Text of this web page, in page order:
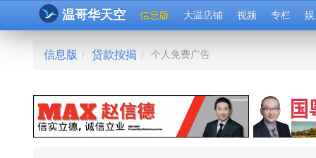
温哥华天空 信息版 大温店铺 视频 专栏
信息版 / 贷款按揭 / 个人免费广告